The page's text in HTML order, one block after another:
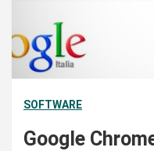
SOFTWARE
Google